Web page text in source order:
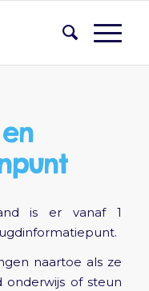
is er vanaf 1
naartoe als ze
onderwijs of steun